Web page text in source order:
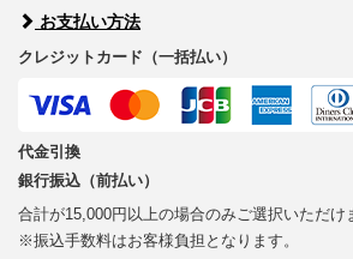
お支払い方法
クレジットカード（一括払い）
代金引換
銀行振込（前払い）
合計が15,000円以上の場合のみご選択いただけ
※振込手数料はお客様負担となります。